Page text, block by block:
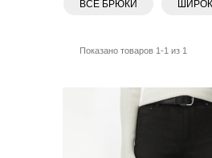
ВСЕ БРЮКИ
Показано товаров 1-1 из 1